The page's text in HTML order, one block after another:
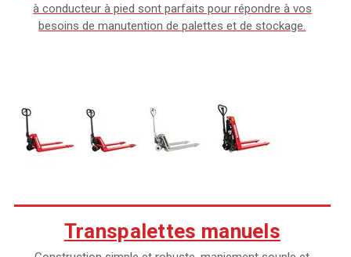
à conducteur à pied sont parfaits pour répondre à vos
besoins de manutention de palettes et de stockage.
Transpalettes manuels